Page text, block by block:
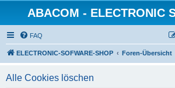
ABACOM - ELECTRONIC
FAQ
ELECTRONIC-SOFWARE-SHOP Foren-Übersicht
Alle Cookies löschen